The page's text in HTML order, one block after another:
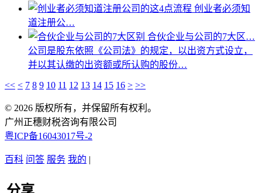
创业者必须知
道注册公…
合伙企业与公司的7大区…
公司是股东依照《公司法》的规定，以出资方式设立，
并以其认缴的出资额或所认购的股份…
<< < 7 8 9 10 11 12 13 14 15 16 > >>
© 2026 版权所有，并保留所有权利。
广州正穗财税咨询有限公司
粤ICP备16043017号-2
百科 问答 服务 我的 |